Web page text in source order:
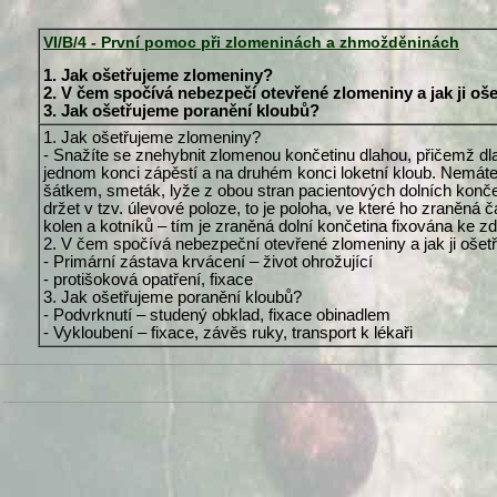
VI/B/4 - První pomoc při zlomeninách a zhmožděninách
1. Jak ošetřujeme zlomeniny?
2. V čem spočívá nebezpečí otevřené zlomeniny a jak ji
3. Jak ošetřujeme poranění kloubů?
1. Jak ošetřujeme zlomeniny?
- Snažíte se znehybnit zlomenou končetinu dlahou, přičemž
jednom konci zápěstí a na druhém konci loketní kloub.
šátkem, smeták, lyže z obou stran pacientových dolních
držet v tzv. úlevové poloze, to je poloha, ve které ho zraněná
kolen a kotníků – tím je zraněná dolní končetina fixována ke
2. V čem spočívá nebezpeční otevřené zlomeniny a jak ji
- Primární zástava krvácení – život ohrožující
- protišoková opatření, fixace
3. Jak ošetřujeme poranění kloubů?
- Podvrknutí – studený obklad, fixace obinadlem
- Vykloubení – fixace, závěs ruky, transport k lékaři